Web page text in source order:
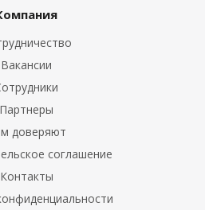
Вакансии
Партнеры
доверяют
соглашение
Контакты